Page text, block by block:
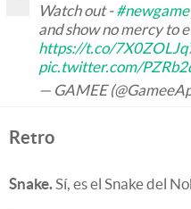
Watch out -#newgame
and show no mercy to
https://t.co/
pic.twitter.com/
— GAMEE
Retro
Snake.Sí, es el Snake del